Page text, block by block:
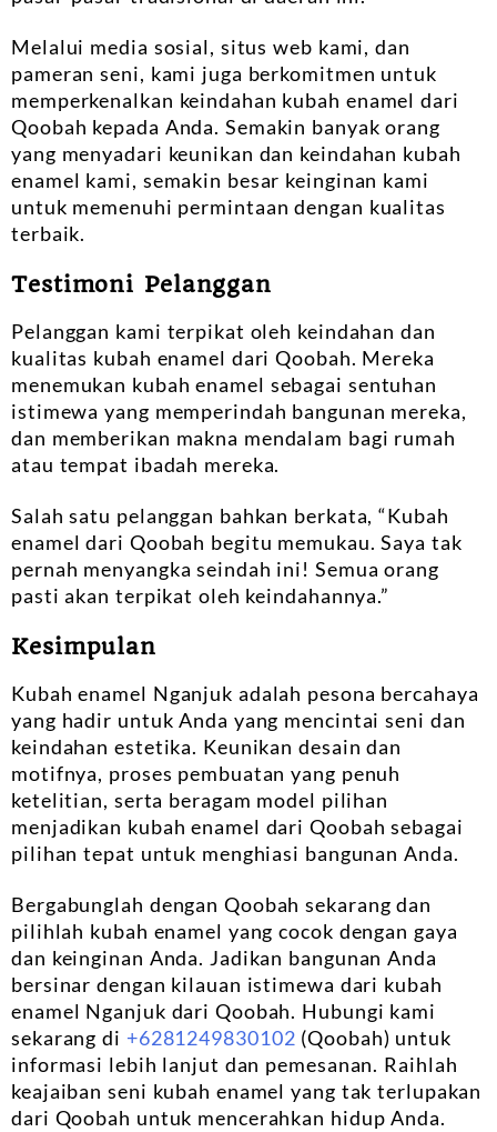
Melalui media sosial, situs web kami, dan
pameran seni, kami juga berkomitmen untuk
memperkenalkan keindahan kubah enamel dari
Qoobah kepada Anda. Semakin banyak orang
yang menyadari keunikan dan keindahan kubah
enamel kami, semakin besar keinginan kami
untuk memenuhi permintaan dengan kualitas
terbaik.
Testimoni Pelanggan
Pelanggan kami terpikat oleh keindahan dan
kualitas kubah enamel dari Qoobah. Mereka
menemukan kubah enamel sebagai sentuhan
istimewa yang memperindah bangunan mereka,
dan memberikan makna mendalam bagi rumah
atau tempat ibadah mereka.
Salah satu pelanggan bahkan berkata, “Kubah
enamel dari Qoobah begitu memukau. Saya tak
pernah menyangka seindah ini! Semua orang
pasti akan terpikat oleh keindahannya.”
Kesimpulan
Kubah enamel Nganjuk adalah pesona bercahaya
yang hadir untuk Anda yang mencintai seni dan
keindahan estetika. Keunikan desain dan
motifnya, proses pembuatan yang penuh
ketelitian, serta beragam model pilihan
menjadikan kubah enamel dari Qoobah sebagai
pilihan tepat untuk menghiasi bangunan Anda.
Bergabunglah dengan Qoobah sekarang dan
pilihlah kubah enamel yang cocok dengan gaya
dan keinginan Anda. Jadikan bangunan Anda
bersinar dengan kilauan istimewa dari kubah
enamel Nganjuk dari Qoobah. Hubungi kami
sekarang di +6281249830102 (Qoobah) untuk
informasi lebih lanjut dan pemesanan. Raihlah
keajaiban seni kubah enamel yang tak terlupakan
dari Qoobah untuk mencerahkan hidup Anda.